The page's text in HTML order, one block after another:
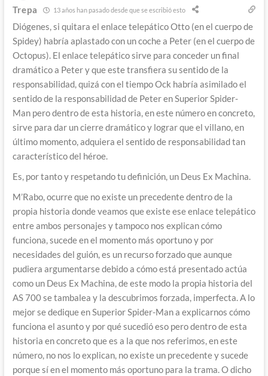
Trepa 13 años han pasado desde que se escribió esto
Diógenes, si quitara el enlace telepático Otto (en el cuerpo de
Spidey) habría aplastado con un coche a Peter (en el cuerpo de
Octopus). El enlace telepático sirve para conceder un final
dramático a Peter y que este transfiera su sentido de la
responsabilidad, quizá con el tiempo Ock habría asimilado el
sentido de la responsabilidad de Peter en Superior Spider-
Man pero dentro de esta historia, en este número en concreto,
sirve para dar un cierre dramático y lograr que el villano, en
último momento, adquiera el sentido de responsabilidad tan
característico del héroe.
Es, por tanto y respetando tu definición, un Deus Ex Machina.
M’Rabo, ocurre que no existe un precedente dentro de la
propia historia donde veamos que existe ese enlace telepático
entre ambos personajes y tampoco nos explican cómo
funciona, sucede en el momento más oportuno y por
necesidades del guión, es un recurso forzado que aunque
pudiera argumentarse debido a cómo está presentado actúa
como un Deus Ex Machina, de este modo la propia historia del
AS 700 se tambalea y la descubrimos forzada, imperfecta. A lo
mejor se dedique en Superior Spider-Man a explicarnos cómo
funciona el asunto y por qué sucedió eso pero dentro de esta
historia en concreto que es a la que nos referimos, en este
número, no nos lo explican, no existe un precedente y sucede
porque sí en el momento más oportuno para la trama. O dicho